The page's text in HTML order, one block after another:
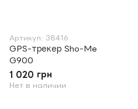
Артикул: 38416
GPS-трекер Sho-Me
G900
1 020 грн
Нет в наличии